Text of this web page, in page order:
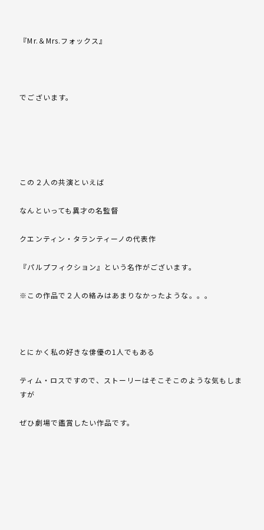
『Mr.＆Mrs.フォックス』
でございます。
この２人の共演といえば
なんといっても異才の名監督
クエンティン・タランティーノの代表作
『パルプフィクション』という名作がございます。
※この作品で２人の絡みはあまりなかったような。。。
とにかく私の好きな俳優の1人でもある
ティム・ロスですので、ストーリーはそこそこのような気もしま
すが
ぜひ劇場で鑑賞したい作品です。